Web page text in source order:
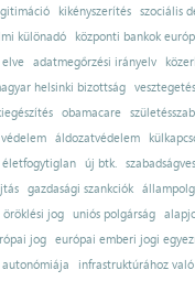
kikényszerítés szociális
különadó
központi bankok
elve adatmegőrzési irányelv
helsinki bizottság
vesztegetés
obamacare
áldozatvédelem
életfogytiglan új btk.
gazdasági szankciók
öröklési jog uniós polgárság
jog európai emberi jogi
infrastruktúrához